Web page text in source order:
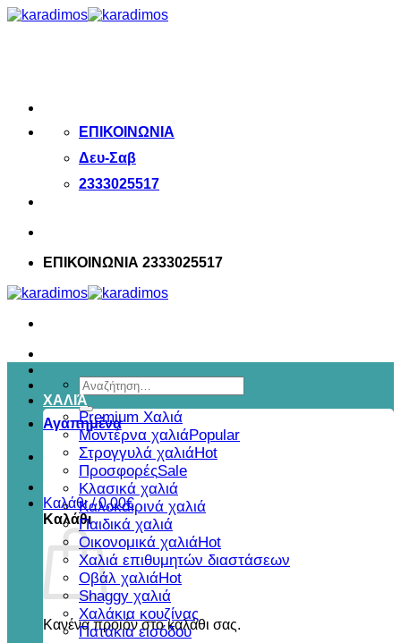
Μετάβαση
ΕΠΙΚΟΙΝΩΝΙΑ
Δευ-Σαβ
2333025517
ΕΠΙΚΟΙΝΩΝΙΑ 2333025517
Αναζήτηση
για:
Αγαπημένα
Καλάθι /0,00€
Καλάθι
Κανένα προϊόν στο καλάθι σας.
ΧΑΛΙΆ
Premium Χαλιά
Μοντέρνα χαλιά
Στρογγυλά χαλιά
Προσφορές
Κλασικά χαλιά
Καλοκαιρινά χαλιά
Παιδικά χαλιά
Οικονομικά χαλιά
Χαλιά επιθυμητών διαστάσεων
Οβάλ χαλιά
Shaggy χαλιά
Χαλάκια κουζίνας
Πατάκια εισόδου